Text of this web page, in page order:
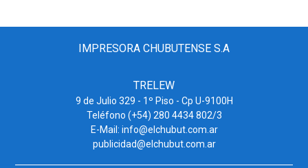
IMPRESORA CHUBUTENSE S.A
TRELEW
9 de Julio 329 - 1º Piso - Cp U-9100H
Teléfono (+54) 280 4434 802/3
E-Mail: info@elchubut.com.ar
publicidad@elchubut.com.ar